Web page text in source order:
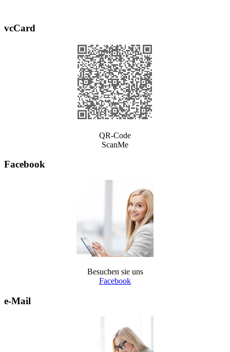
vcCard
QR-Code
ScanMe
Facebook
Besuchen sie uns
Facebook
e-Mail